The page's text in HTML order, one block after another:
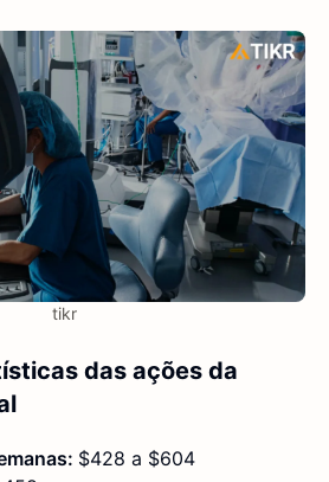
tikr
das ações da
$428 a $604